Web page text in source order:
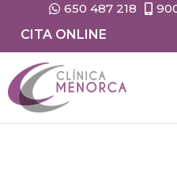
650 487 218
CITA ONLINE